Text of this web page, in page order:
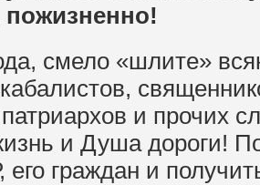
пожизненно!
смело «шлите»
и прочих
и Душа дороги!
граждан и